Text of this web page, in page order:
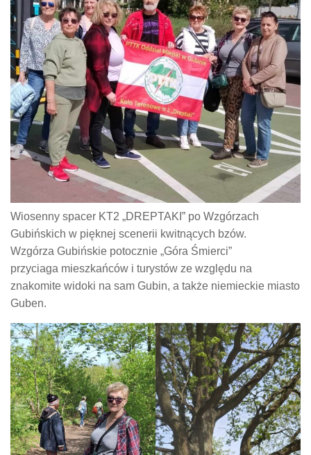
Wiosenny spacer KT2 „DREPTAKI” po Wzgórzach
Gubińskich w pięknej scenerii kwitnących bzów.
Wzgórza Gubińskie potocznie „Góra Śmierci”
przyciaga mieszkańców i turystów ze względu na
znakomite widoki na sam Gubin, a także niemieckie miasto
Guben.